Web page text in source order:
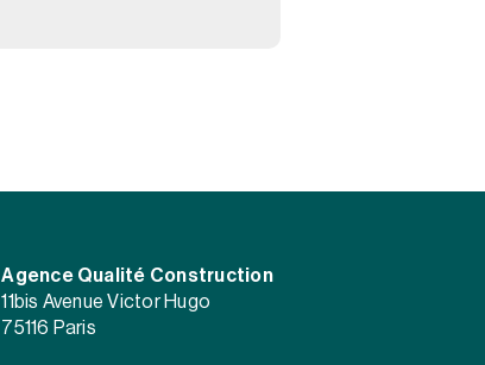
Agence Qualité Construction
11bis Avenue Victor Hugo
75116 Paris